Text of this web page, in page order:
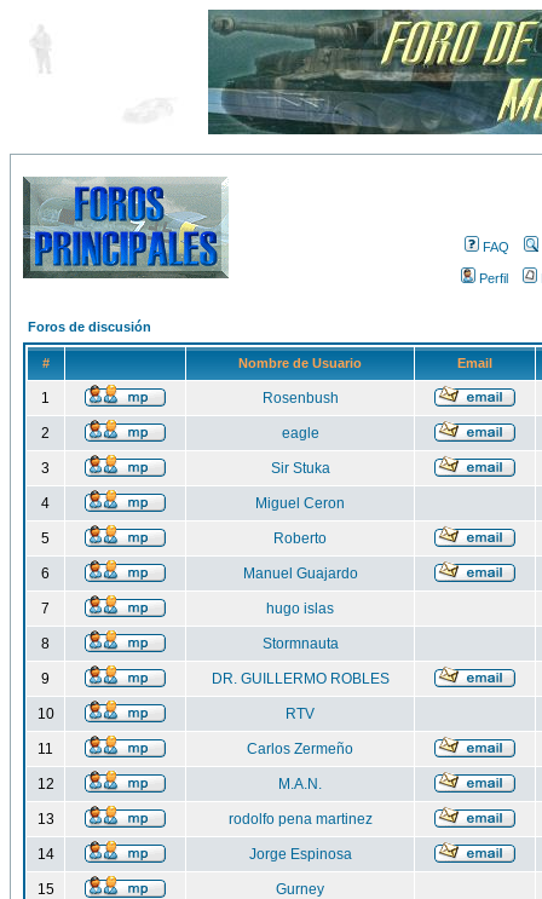
FAQ
Perfil
Foros de discusión
# Nombre de Usuario Email
1 Rosenbush
2 eagle
3 Sir Stuka
4 Miguel Ceron
5 Roberto
6 Manuel Guajardo
7 hugo islas
8 Stormnauta
9 DR. GUILLERMO ROBLES
10 RTV
11 Carlos Zermeño
12 M.A.N.
13 rodolfo pena martinez
14 Jorge Espinosa
15 Gurney